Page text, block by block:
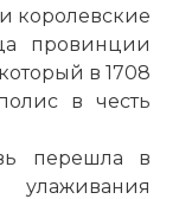
королевские
провинции
в 1708
в честь
перешла в
улаживания